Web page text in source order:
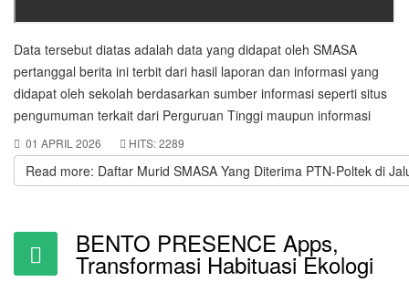
Data tersebut diatas adalah data yang didapat oleh SMASA
pertanggal berita ini terbit dari hasil laporan dan informasi yang
didapat oleh sekolah berdasarkan sumber informasi seperti situs
pengumuman terkait dari Perguruan Tinggi maupun informasi
01 APRIL 2026 HITS: 2289
Read more: Daftar Murid SMASA Yang Diterima PTN-Poltek di
BENTO PRESENCE Apps,
Transformasi Habituasi Ekologi